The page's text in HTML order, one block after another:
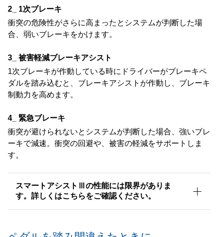
2_ 1次ブレーキ
衝突の危険性がさらに高まったとシステムが判断した場
合、弱いブレーキをかけます。
3_ 被害軽減ブレーキアシスト
1次ブレーキが作動している時にドライバーがブレーキペ
ダルを踏み込むと、ブレーキアシストが作動し、ブレーキ
制動力を高めます。
4_ 緊急ブレーキ
衝突が避けられないとシステムが判断した場合、強いブレ
ーキで減速。衝突の回避や、被害の軽減をサポートしま
す。
スマートアシストⅢの性能には限界がありま
す。詳しくはこちらをご確認ください。